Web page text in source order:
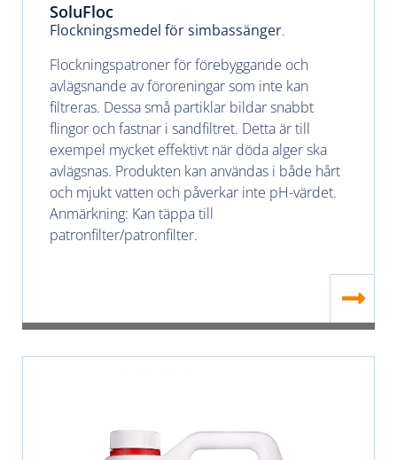
SoluFloc
Flockningsmedel för simbassänger.
Flockningspatroner för förebyggande och
avlägsnande av föroreningar som inte kan
filtreras. Dessa små partiklar bildar snabbt
flingor och fastnar i sandfiltret. Detta är till
exempel mycket effektivt när döda alger ska
avlägsnas. Produkten kan användas i både hårt
och mjukt vatten och påverkar inte pH-värdet.
Anmärkning: Kan täppa till
patronfilter/patronfilter.